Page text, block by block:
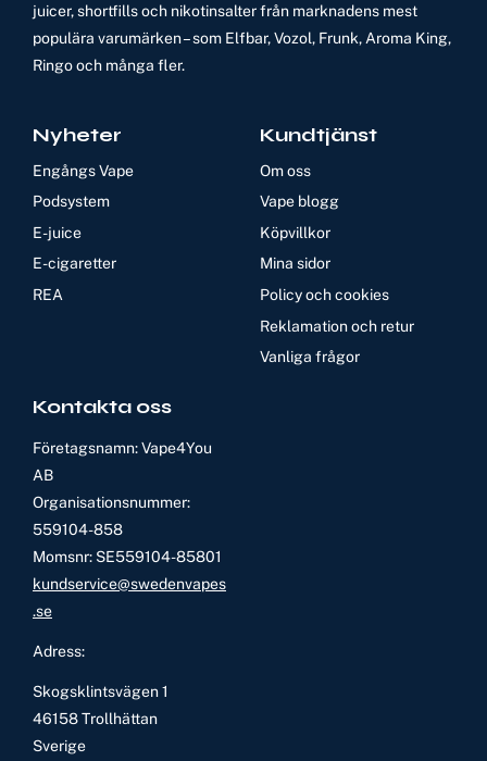
juicer, shortfills och nikotinsalter från marknadens mest
populära varumärken – som Elfbar, Vozol, Frunk, Aroma King,
Ringo och många fler.
Nyheter
Engångs Vape
Podsystem
E-juice
E-cigaretter
REA
Kundtjänst
Om oss
Vape blogg
Köpvillkor
Mina sidor
Policy och cookies
Reklamation och retur
Vanliga frågor
Kontakta oss
Företagsnamn: Vape4You
AB
Organisationsnummer:
559104-858
Momsnr: SE559104-85801
kundservice@swedenvapes
.se
Adress:
Skogsklintsvägen 1
46158 Trollhättan
Sverige